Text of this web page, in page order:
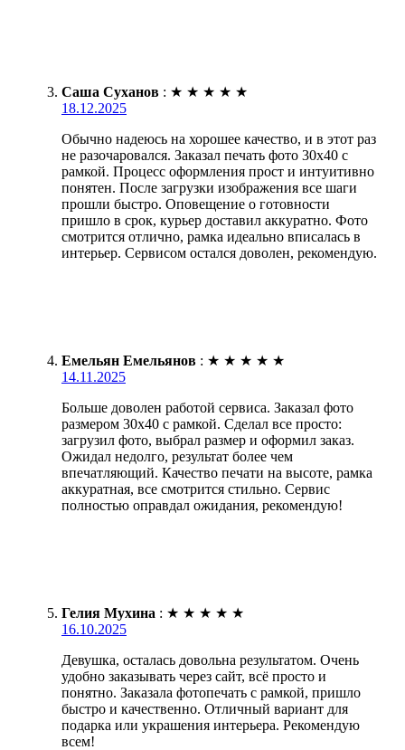
Саша Суханов : ★ ★ ★ ★ ★
18.12.2025
Обычно надеюсь на хорошее качество, и в этот раз
не разочаровался. Заказал печать фото 30х40 с
рамкой. Процесс оформления прост и интуитивно
понятен. После загрузки изображения все шаги
прошли быстро. Оповещение о готовности
пришло в срок, курьер доставил аккуратно. Фото
смотрится отлично, рамка идеально вписалась в
интерьер. Сервисом остался доволен, рекомендую.
Емельян Емельянов : ★ ★ ★ ★ ★
14.11.2025
Больше доволен работой сервиса. Заказал фото
размером 30х40 с рамкой. Сделал все просто:
загрузил фото, выбрал размер и оформил заказ.
Ожидал недолго, результат более чем
впечатляющий. Качество печати на высоте, рамка
аккуратная, все смотрится стильно. Сервис
полностью оправдал ожидания, рекомендую!
Гелия Мухина : ★ ★ ★ ★ ★
16.10.2025
Девушка, осталась довольна результатом. Очень
удобно заказывать через сайт, всё просто и
понятно. Заказала фотопечать с рамкой, пришло
быстро и качественно. Отличный вариант для
подарка или украшения интерьера. Рекомендую
всем!